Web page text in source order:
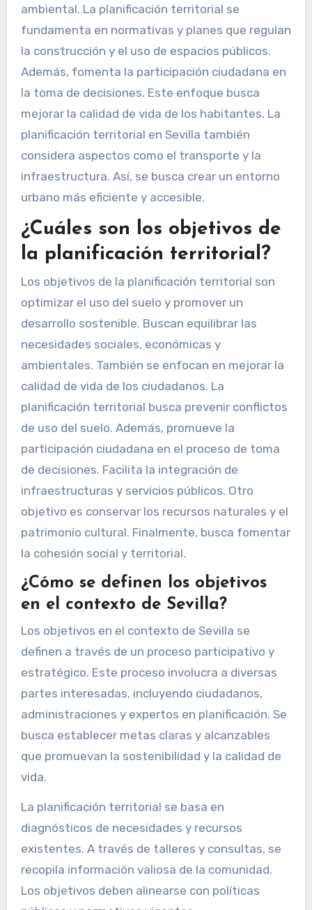
ambiental. La planificación territorial se
fundamenta en normativas y planes que regulan
la construcción y el uso de espacios públicos.
Además, fomenta la participación ciudadana en
la toma de decisiones. Este enfoque busca
mejorar la calidad de vida de los habitantes. La
planificación territorial en Sevilla también
considera aspectos como el transporte y la
infraestructura. Así, se busca crear un entorno
urbano más eficiente y accesible.
¿Cuáles son los objetivos de
la planificación territorial?
Los objetivos de la planificación territorial son
optimizar el uso del suelo y promover un
desarrollo sostenible. Buscan equilibrar las
necesidades sociales, económicas y
ambientales. También se enfocan en mejorar la
calidad de vida de los ciudadanos. La
planificación territorial busca prevenir conflictos
de uso del suelo. Además, promueve la
participación ciudadana en el proceso de toma
de decisiones. Facilita la integración de
infraestructuras y servicios públicos. Otro
objetivo es conservar los recursos naturales y el
patrimonio cultural. Finalmente, busca fomentar
la cohesión social y territorial.
¿Cómo se definen los objetivos
en el contexto de Sevilla?
Los objetivos en el contexto de Sevilla se
definen a través de un proceso participativo y
estratégico. Este proceso involucra a diversas
partes interesadas, incluyendo ciudadanos,
administraciones y expertos en planificación. Se
busca establecer metas claras y alcanzables
que promuevan la sostenibilidad y la calidad de
vida.
La planificación territorial se basa en
diagnósticos de necesidades y recursos
existentes. A través de talleres y consultas, se
recopila información valiosa de la comunidad.
Los objetivos deben alinearse con políticas